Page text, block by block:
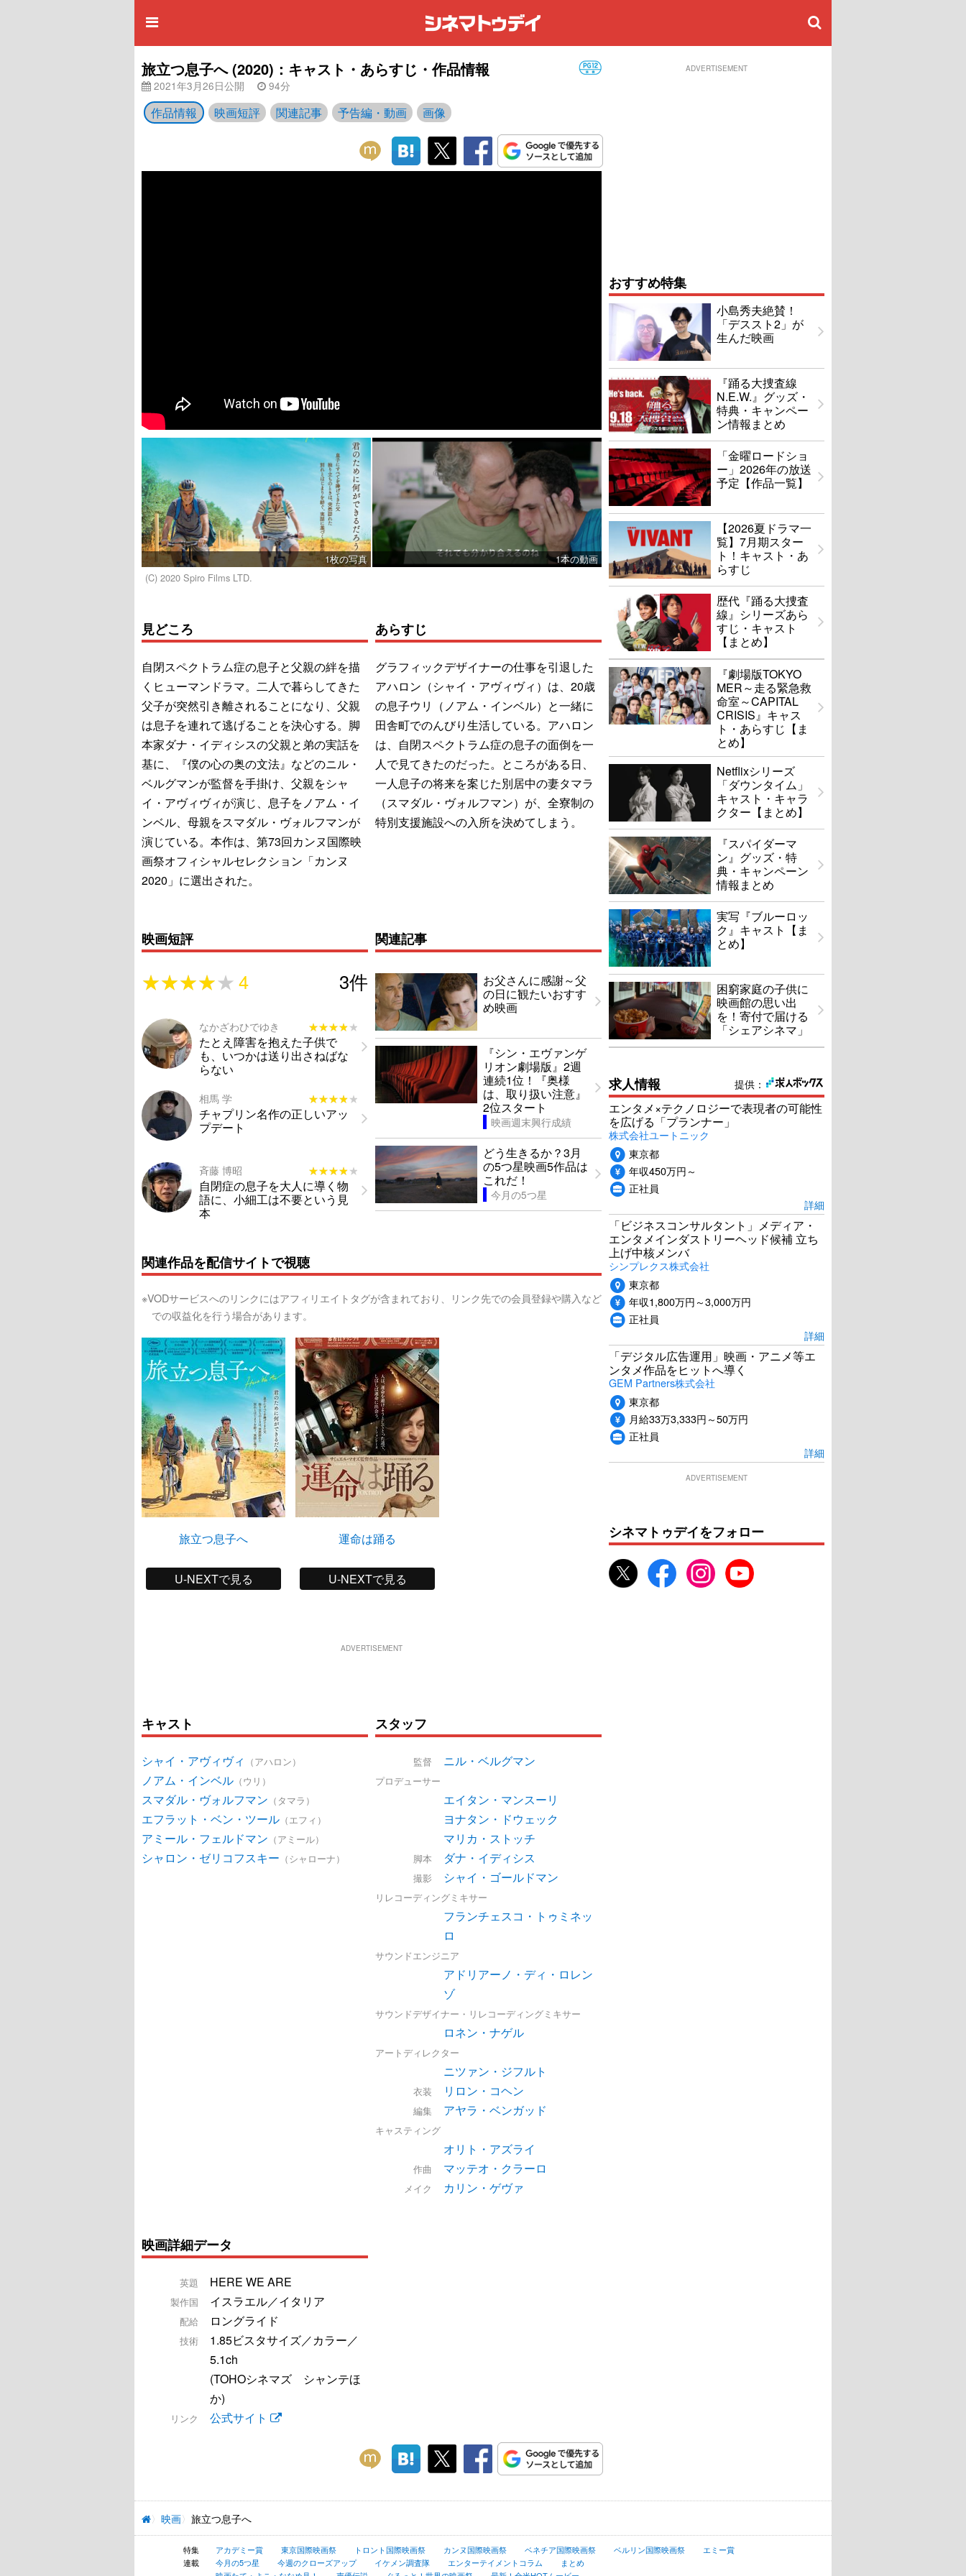
旅立つ息子へ (2020)：キャスト・あらすじ・作品情報
2021年3月26日公開 94分
作品情報 映画短評 関連記事 予告編・動画 画像
1枚の写真
1本の動画
(C) 2020 Spiro Films LTD.
見どころ
自閉スペクトラム症の息子と父親の絆を描
くヒューマンドラマ。二人で暮らしてきた
父子が突然引き離されることになり、父親
は息子を連れて逃げることを決心する。脚
本家ダナ・イディシスの父親と弟の実話を
基に、『僕の心の奥の文法』などのニル・
ベルグマンが監督を手掛け、父親をシャ
イ・アヴィヴィが演じ、息子をノアム・イ
ンベル、母親をスマダル・ヴォルフマンが
演じている。本作は、第73回カンヌ国際映
画祭オフィシャルセレクション「カンヌ
2020」に選出された。
あらすじ
グラフィックデザイナーの仕事を引退した
アハロン（シャイ・アヴィヴィ）は、20歳
の息子ウリ（ノアム・インベル）と一緒に
田舎町でのんびり生活している。アハロン
は、自閉スペクトラム症の息子の面倒を一
人で見てきたのだった。ところがある日、
一人息子の将来を案じた別居中の妻タマラ
（スマダル・ヴォルフマン）が、全寮制の
特別支援施設への入所を決めてしまう。
映画短評
★★★★★
★★★★★4 3件
なかざわひでゆき ★★★★★
★★★★★
たとえ障害を抱えた子供で
も、いつかは送り出さねばな
らない
相馬 学 ★★★★★
★★★★★
チャプリン名作の正しいアッ
プデート
斉藤 博昭 ★★★★★
★★★★★
自閉症の息子を大人に導く物
語に、小細工は不要という見
本
関連記事
お父さんに感謝～父
の日に観たいおすす
め映画
『シン・エヴァンゲ
リオン劇場版』2週
連続1位！『奥様
は、取り扱い注意』
2位スタート
映画週末興行成績
どう生きるか？3月
の5つ星映画5作品は
これだ！
今月の5つ星
関連作品を配信サイトで視聴
※VODサービスへのリンクにはアフィリエイトタグが含まれており、リンク先での会員登録や購入など
での収益化を行う場合があります。
旅立つ息子へ
U-NEXTで見る
運命は踊る
U-NEXTで見る
ADVERTISEMENT
キャスト
シャイ・アヴィヴィ （アハロン）
ノアム・インベル （ウリ）
スマダル・ヴォルフマン （タマラ）
エフラット・ベン・ツール （エフィ）
アミール・フェルドマン （アミール）
シャロン・ゼリコフスキー （シャローナ）
スタッフ
監督 ニル・ベルグマン
プロデューサー
エイタン・マンスーリ
ヨナタン・ドウェック
マリカ・ストッチ
脚本 ダナ・イディシス
撮影 シャイ・ゴールドマン
リレコーディングミキサー
フランチェスコ・トゥミネッ
ロ
サウンドエンジニア
アドリアーノ・ディ・ロレン
ゾ
サウンドデザイナー・リレコーディングミキサー
ロネン・ナゲル
アートディレクター
ニツァン・ジフルト
衣装 リロン・コヘン
編集 アヤラ・ベンガッド
キャスティング
オリト・アズライ
作曲 マッテオ・クラーロ
メイク カリン・ゲヴァ
映画詳細データ
英題 HERE WE ARE
製作国 イスラエル／イタリア
配給 ロングライド
技術
1.85ビスタサイズ／カラー／
5.1ch
(TOHOシネマズ シャンテほ
か)
リンク 公式サイト
ADVERTISEMENT
おすすめ特集
小島秀夫絶賛！
「デススト2」が
生んだ映画
『踊る大捜査線
N.E.W.』グッズ・
特典・キャンペー
ン情報まとめ
「金曜ロードショ
ー」2026年の放送
予定【作品一覧】
【2026夏ドラマ一
覧】7月期スター
ト！キャスト・あ
らすじ
歴代『踊る大捜査
線』シリーズあら
すじ・キャスト
【まとめ】
『劇場版TOKYO
MER～走る緊急救
命室～CAPITAL
CRISIS』キャス
ト・あらすじ【ま
とめ】
Netflixシリーズ
「ダウンタイム」
キャスト・キャラ
クター【まとめ】
『スパイダーマ
ン』グッズ・特
典・キャンペーン
情報まとめ
実写『ブルーロッ
ク』キャスト【ま
とめ】
困窮家庭の子供に
映画館の思い出
を！寄付で届ける
「シェアシネマ」
提供：
求人情報
エンタメ×テクノロジーで表現者の可能性
を広げる「プランナー」
株式会社ユートニック
東京都
年収450万円～
正社員
詳細
「ビジネスコンサルタント」メディア・
エンタメインダストリーヘッド候補 立ち
上げ中核メンバ
シンプレクス株式会社
東京都
年収1,800万円～3,000万円
正社員
詳細
「デジタル広告運用」映画・アニメ等エ
ンタメ作品をヒットへ導く
GEM Partners株式会社
東京都
月給33万3,333円～50万円
正社員
詳細
ADVERTISEMENT
シネマトゥデイをフォロー
映画 旅立つ息子へ
特集 アカデミー賞 東京国際映画祭 トロント国際映画祭 カンヌ国際映画祭 ベネチア国際映画祭 ベルリン国際映画祭
エミー賞
連載
今月の5つ星 今週のクローズアップ イケメン調査隊 エンターテイメントコラム
まとめ